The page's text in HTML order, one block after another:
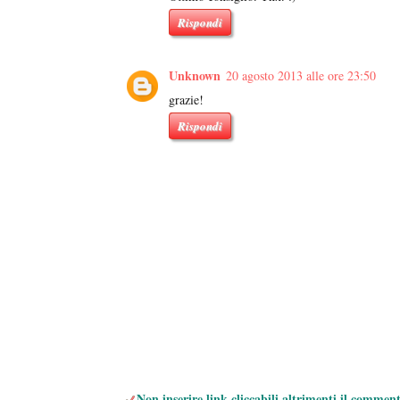
Rispondi
Unknown 20 agosto 2013 alle ore 23:50
grazie!
Rispondi